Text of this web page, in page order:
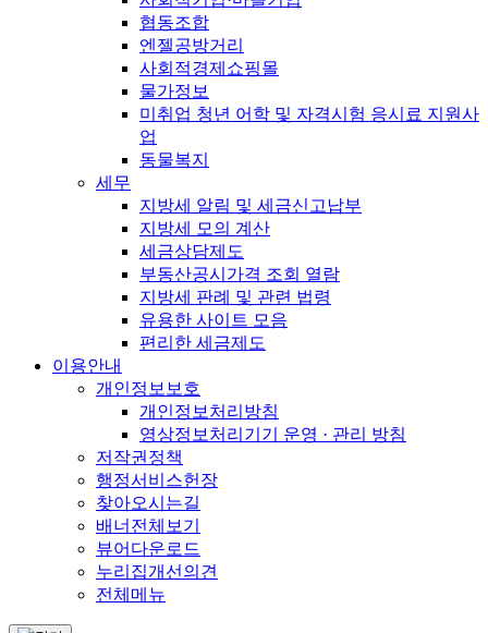
협동조합
엔젤공방거리
사회적경제쇼핑몰
물가정보
미취업 청년 어학 및 자격시험 응시료 지원사
업
동물복지
세무
지방세 알림 및 세금신고납부
지방세 모의 계산
세금상담제도
부동산공시가격 조회 열람
지방세 판례 및 관련 법령
유용한 사이트 모음
편리한 세금제도
이용안내
개인정보보호
개인정보처리방침
영상정보처리기기 운영 · 관리 방침
저작권정책
행정서비스헌장
찾아오시는길
배너전체보기
뷰어다운로드
누리집개선의견
전체메뉴